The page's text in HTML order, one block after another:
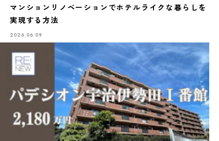
マンションリノベーションでホテルライクな暮らしを
実現する方法
2026.06.09